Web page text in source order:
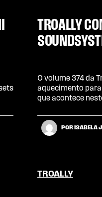
TROALLY
O volume 374 da
aquecimento para
que acontece
POR ISABELA
TROALLY